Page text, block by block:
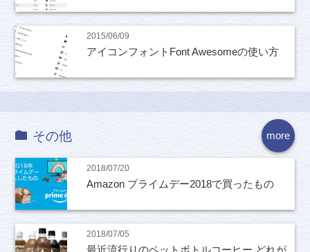
2015/06/09
アイコンフォントFont Awesomeの使い方
more
その他
2018/07/20
Amazon プライムデー2018で買ったもの
2018/07/05
最近流行りのペットボトルコーヒー どれが